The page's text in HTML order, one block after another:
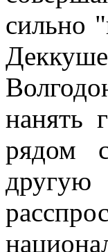
сильно
нанять
рядом